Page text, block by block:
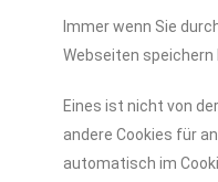
Immer wenn Sie
Webseiten speichern
Eines ist nicht von
andere Cookies für
automatisch im